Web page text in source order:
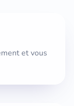
et vous